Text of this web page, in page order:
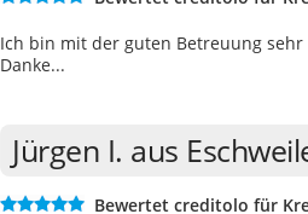
Ich bin mit der guten Betreuung
Danke...
Jürgen I. aus
Bewertet creditolo für